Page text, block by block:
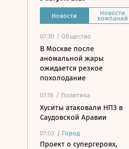
Новости Новости
компаний
07:30 / Общество
В Москве после
аномальной жары
ожидается резкое
похолодание
07:16 / Политика
Хуситы атаковали НПЗ в
Саудовской Аравии
07:03 / Город
Проект о супергероях,